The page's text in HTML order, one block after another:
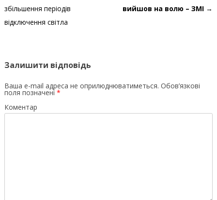
збільшення періодів
відключення світла
вийшов на волю – ЗМІ →
Залишити відповідь
Ваша e-mail адреса не оприлюднюватиметься. Обов’язкові
поля позначені *
Коментар